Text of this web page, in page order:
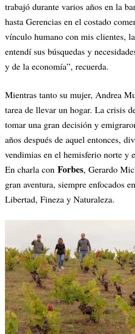
trabajó durante varios años en la
hasta Gerencias en el costado
vínculo humano con mis clientes,
entendí sus búsquedas y
y de la economía”, recuerda.
Mientras tanto su mujer, Andrea
tarea de llevar un hogar. La crisis
tomar una gran decisión y
años después de aquel entonces,
vendimias en el hemisferio norte y
En charla con Forbes, Gerardo
gran aventura, siempre enfocados
Libertad, Fineza y Naturaleza.